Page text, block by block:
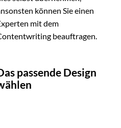
können Sie einen
mit dem
beauftragen.
passende Design